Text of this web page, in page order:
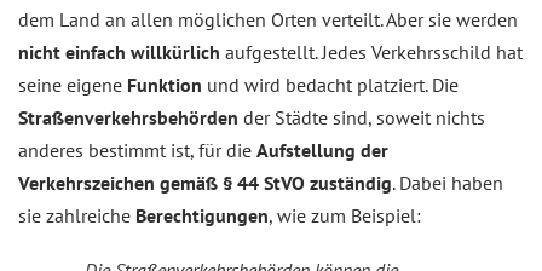
dem Land an allen möglichen Orten verteilt. Aber sie werden
nicht einfach willkürlich aufgestellt. Jedes Verkehrsschild hat
seine eigene Funktion und wird bedacht platziert. Die
Straßenverkehrsbehörden der Städte sind, soweit nichts
anderes bestimmt ist, für die Aufstellung der
Verkehrszeichen gemäß § 44 StVO zuständig. Dabei haben
sie zahlreiche Berechtigungen, wie zum Beispiel: